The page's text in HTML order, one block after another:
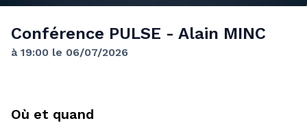
Conférence PULSE - Alain MINC
à 19:00 le 06/07/2026
Où et quand